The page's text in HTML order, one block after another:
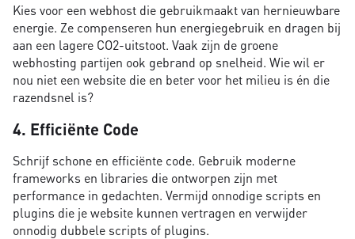
Kies voor een webhost die gebruikmaakt van hernieuwbare
energie. Ze compenseren hun energiegebruik en dragen bij
aan een lagere CO2-uitstoot. Vaak zijn de groene
webhosting partijen ook gebrand op snelheid. Wie wil er
nou niet een website die en beter voor het milieu is én die
razendsnel is?
4. Efficiënte Code
Schrijf schone en efficiënte code. Gebruik moderne
frameworks en libraries die ontworpen zijn met
performance in gedachten. Vermijd onnodige scripts en
plugins die je website kunnen vertragen en verwijder
onnodig dubbele scripts of plugins.